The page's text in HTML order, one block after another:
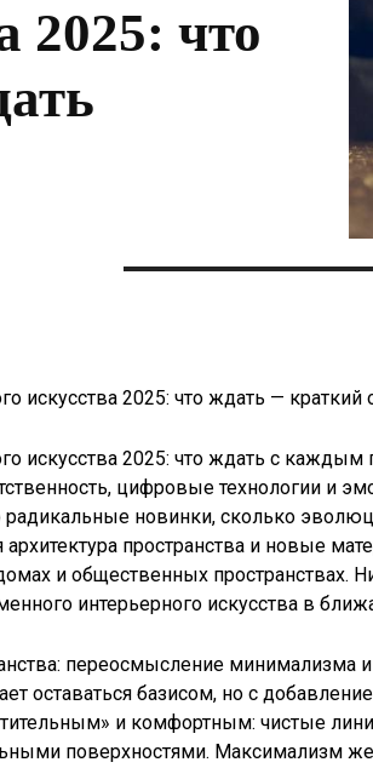
2025: что
искусства 2025: что ждать — краткий
искусства 2025: что ждать с каждым
цифровые технологии и
новинки, сколько
пространства и новые
и общественных
интерьерного искусства в
переосмысление минимализма
оставаться базисом, но с
и комфортным: чистые
поверхностями. Максимализм